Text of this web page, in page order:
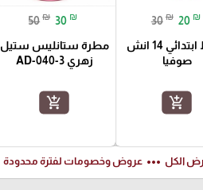
30 ₪ 20 ₪
شنط ابتدائي 14 انش
صوفيا
add_shopping_cart
50 ₪ 30 ₪
مطرة ستانليس ستيل
زهري AD-040-3
add_shopping_cart
الكل more_horiz عروض وخصومات لفترة محدودة